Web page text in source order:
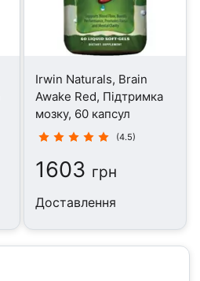
Irwin Naturals, Brain
Awake Red, Підтримка
мозку, 60 капсул
(4.5)
1603 грн
Доставлення